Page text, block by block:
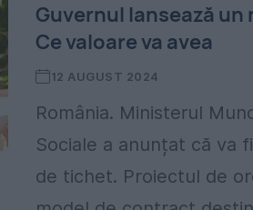
Guvernul lansează
Ce valoare va avea
12 AUGUST 2024
România. Ministerul
Sociale a anunțat că va
de tichet. Proiectul de